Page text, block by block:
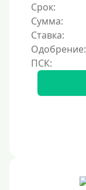
Срок:
Сумма:
Ставка:
Одобрение: